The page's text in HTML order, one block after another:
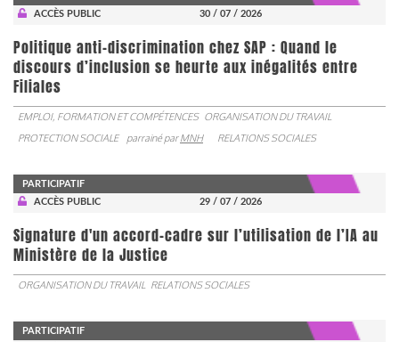
ACCÈS PUBLIC
30 / 07 / 2026
Politique anti-discrimination chez SAP : Quand le
discours d’inclusion se heurte aux inégalités entre
Filiales
EMPLOI, FORMATION ET COMPÉTENCES ORGANISATION DU TRAVAIL
PROTECTION SOCIALE
parrainé parMNH RELATIONS SOCIALES
PARTICIPATIF
ACCÈS PUBLIC
29 / 07 / 2026
Signature d'un accord-cadre sur l’utilisation de l’IA au
Ministère de la Justice
ORGANISATION DU TRAVAIL RELATIONS SOCIALES
PARTICIPATIF